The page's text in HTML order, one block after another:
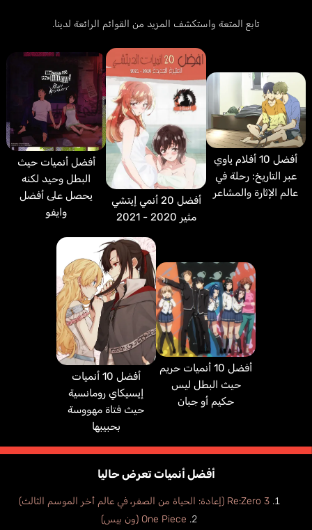
تابع المتعة واستكشف المزيد من القوائم الرائعة لدينا.
أفضل 10 أفلام ياوي
عبر التاريخ: رحلة في
عالم الإثارة والمشاعر
أفضل 20 أنمي إيتشي
مثير 2020 - 2021
أفضل أنميات حيث
البطل وحيد لكنه
يحصل على أفضل
وايفو
أفضل 10 أنميات حريم
حيث البطل ليس
حكيم أو جبان
أفضل 10 أنميات
إيسيكاي رومانسية
حيث فتاة مهووسة
بحبيبها
أفضل أنميات تعرض حاليا
Re:Zero 3 (إعادة: الحياة من الصفر، في عالم أخر الموسم الثالث)
One Piece (ون بيس)